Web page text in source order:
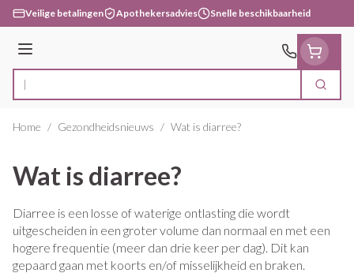
Ga naar de inhoud
Veilige betalingen Apothekersadvies Snelle beschikbaarheid
Menu
Product, merk, categorie... Zoek
Home / Gezondheidsnieuws / Wat is diarree?
Wat is diarree?
Diarree is een losse of waterige ontlasting die wordt
uitgescheiden in een groter volume dan normaal en met een
hogere frequentie (meer dan drie keer per dag). Dit kan
gepaard gaan met koorts en/of misselijkheid en braken.